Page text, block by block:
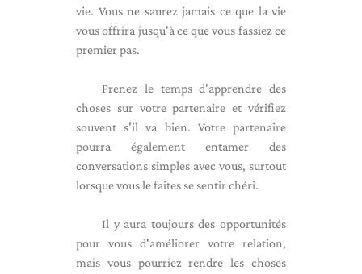
vie. Vous ne saurez jamais ce que la vie
vous offrira jusqu'à ce que vous fassiez ce
premier pas.
Prenez le temps d'apprendre des
choses sur votre partenaire et vérifiez
souvent s'il va bien. Votre partenaire
pourra également entamer des
conversations simples avec vous, surtout
lorsque vous le faites se sentir chéri.
Il y aura toujours des opportunités
pour vous d'améliorer votre relation,
mais vous pourriez rendre les choses